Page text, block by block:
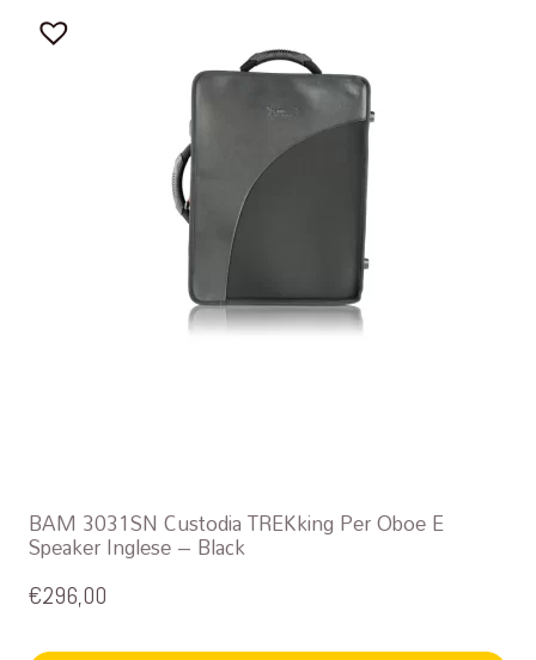
BAM 3031SN Custodia TREKking Per Oboe E
Speaker Inglese – Black
€296,00